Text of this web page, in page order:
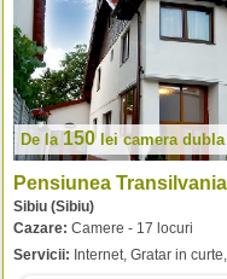
De la 150leicamera dubla
Pensiunea Transilvania
Sibiu (Sibiu)
Cazare: Camere - 17 locuri
Servicii: Internet, Gratar in